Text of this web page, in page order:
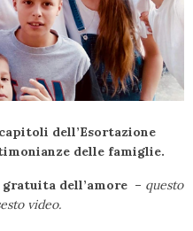
dell’Esortazione
delle famiglie.
dell’amore – questo
video.